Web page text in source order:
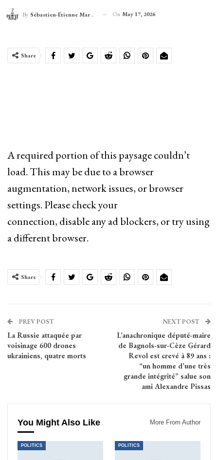
By Sébastien-Étienne Marechal On May 17, 2026
Share
A required portion of this paysage couldn’t
load. This may be due to a browser
augmentation, network issues, or browser
settings. Please check your
connection, disable any ad blockers, or try using
a different browser.
Share
PREV POST
La Russie attaquée par
voisinage 600 drones
ukrainiens, quatre morts
NEXT POST
L’anachronique député-maire
de Bagnols-sur-Cèze Gérard
Revol est crevé à 89 ans :
“un homme d’une très
grande intégrité” salue son
ami Alexandre Pissas
You Might Also Like More From Author
POLITICS POLITICS